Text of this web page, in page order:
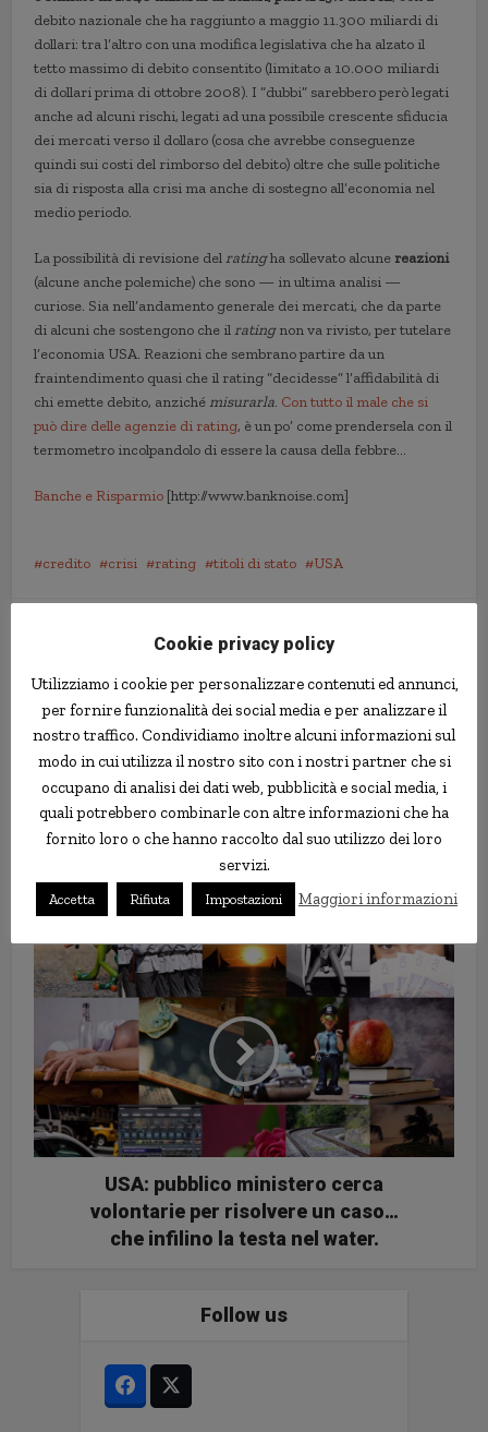
debito nazionale che ha raggiunto a maggio 11.300 miliardi di
dollari: tra l’altro con una modifica legislativa che ha alzato il
tetto massimo di debito consentito (limitato a 10.000 miliardi
di dollari prima di ottobre 2008). I “dubbi” sarebbero però legati
anche ad alcuni rischi, legati ad una possibile crescente sfiducia
dei mercati verso il dollaro (cosa che avrebbe conseguenze
quindi sui costi del rimborso del debito) oltre che sulle politiche
sia di risposta alla crisi ma anche di sostegno all’economia nel
medio periodo.
La possibilità di revisione delratingha sollevato alcune reazioni
(alcune anche polemiche) che sono — in ultima analisi —
curiose. Sia nell’andamento generale dei mercati, che da parte
di alcuni che sostengono che ilratingnon va rivisto, per tutelare
l’economia USA. Reazioni che sembrano partire da un
fraintendimento quasi che il rating “decidesse” l’affidabilità di
chi emette debito, anzichémisurarla. Con tutto il male che si
può dire delle agenzie di rating, è un po’ come prendersela con il
termometro incolpandolo di essere la causa della febbre…
Banche e Risparmio [http://www.banknoise.com]
credito crisi rating titoli di stato USA
Dati ABI: le banche italiane
riducono gli utili ma appaiono
solide
USA: pubblico ministero cerca
volontarie per risolvere un caso…
che infilino la testa nel water.
Follow us
Cookie privacy policy
Utilizziamo i cookie per personalizzare contenuti ed annunci,
per fornire funzionalità dei social media e per analizzare il
nostro traffico. Condividiamo inoltre alcuni informazioni sul
modo in cui utilizza il nostro sito con i nostri partner che si
occupano di analisi dei dati web, pubblicità e social media, i
quali potrebbero combinarle con altre informazioni che ha
fornito loro o che hanno raccolto dal suo utilizzo dei loro
servizi.
Accetta Rifiuta Impostazioni Maggiori informazioni